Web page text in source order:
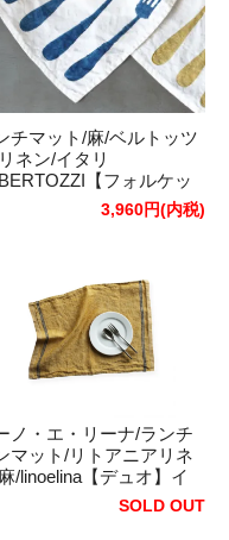
チマット/麻/ベルトッツ
ネン/イタリ
【フォルケッ
ティーリオ（ライム
ロー）、インダコスク
3,960円(内税)
ノ・エ・リーナ/ランチ
マット/リトアニアリネ
/linoelina【デュオ】イ
SOLD OUT